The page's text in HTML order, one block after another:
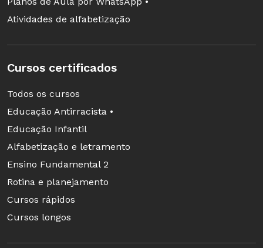
Autor: Lucy Cousins
Preço: R$ 44,90
Páginas: 20
Preço: R$ 23,90
Autor: Jose Paulo Paes
Páginas: 16
Preço: R$ 23,90
Atividades de alfabetização
Cursos certificados
Todos os cursos
Educação Antirracista •
Educação Infantil
Alfabetização e letramento
Ensino Fundamental 2
Rotina e planejamento
Cursos rápidos
Cursos longos